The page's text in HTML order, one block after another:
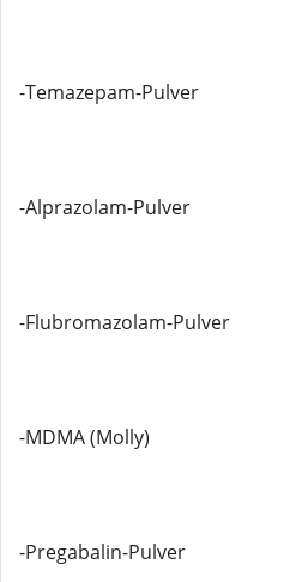
-Temazepam-Pulver
-Alprazolam-Pulver
-Flubromazolam-Pulver
-MDMA (Molly)
-Pregabalin-Pulver